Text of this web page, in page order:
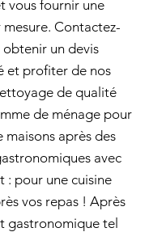
vous fournir une
Contactez-
obtenir un devis
et profiter de nos
de qualité
de ménage pour
après des
avec
: pour une cuisine
vos repas ! Après
gastronomique tel